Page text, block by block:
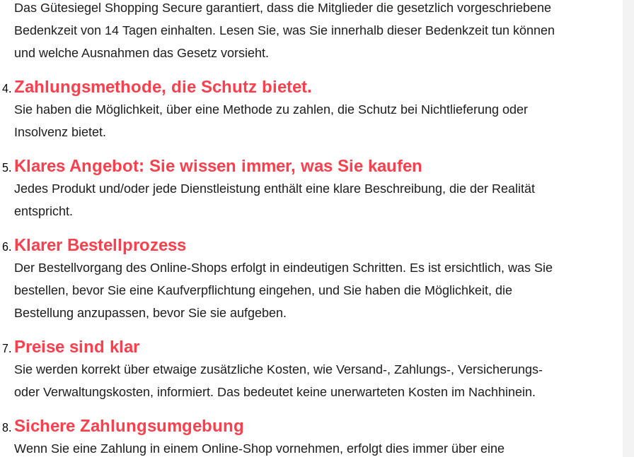
Das Gütesiegel Shopping Secure garantiert, dass die Mitglieder die gesetzlich vorgeschriebene
Bedenkzeit von 14 Tagen einhalten. Lesen Sie, was Sie innerhalb dieser Bedenkzeit tun können
und welche Ausnahmen das Gesetz vorsieht.
Zahlungsmethode, die Schutz bietet.
Sie haben die Möglichkeit, über eine Methode zu zahlen, die Schutz bei Nichtlieferung oder
Insolvenz bietet.
Klares Angebot: Sie wissen immer, was Sie kaufen
Jedes Produkt und/oder jede Dienstleistung enthält eine klare Beschreibung, die der Realität
entspricht.
Klarer Bestellprozess
Der Bestellvorgang des Online-Shops erfolgt in eindeutigen Schritten. Es ist ersichtlich, was Sie
bestellen, bevor Sie eine Kaufverpflichtung eingehen, und Sie haben die Möglichkeit, die
Bestellung anzupassen, bevor Sie sie aufgeben.
Preise sind klar
Sie werden korrekt über etwaige zusätzliche Kosten, wie Versand-, Zahlungs-, Versicherungs-
oder Verwaltungskosten, informiert. Das bedeutet keine unerwarteten Kosten im Nachhinein.
Sichere Zahlungsumgebung
Wenn Sie eine Zahlung in einem Online-Shop vornehmen, erfolgt dies immer über eine